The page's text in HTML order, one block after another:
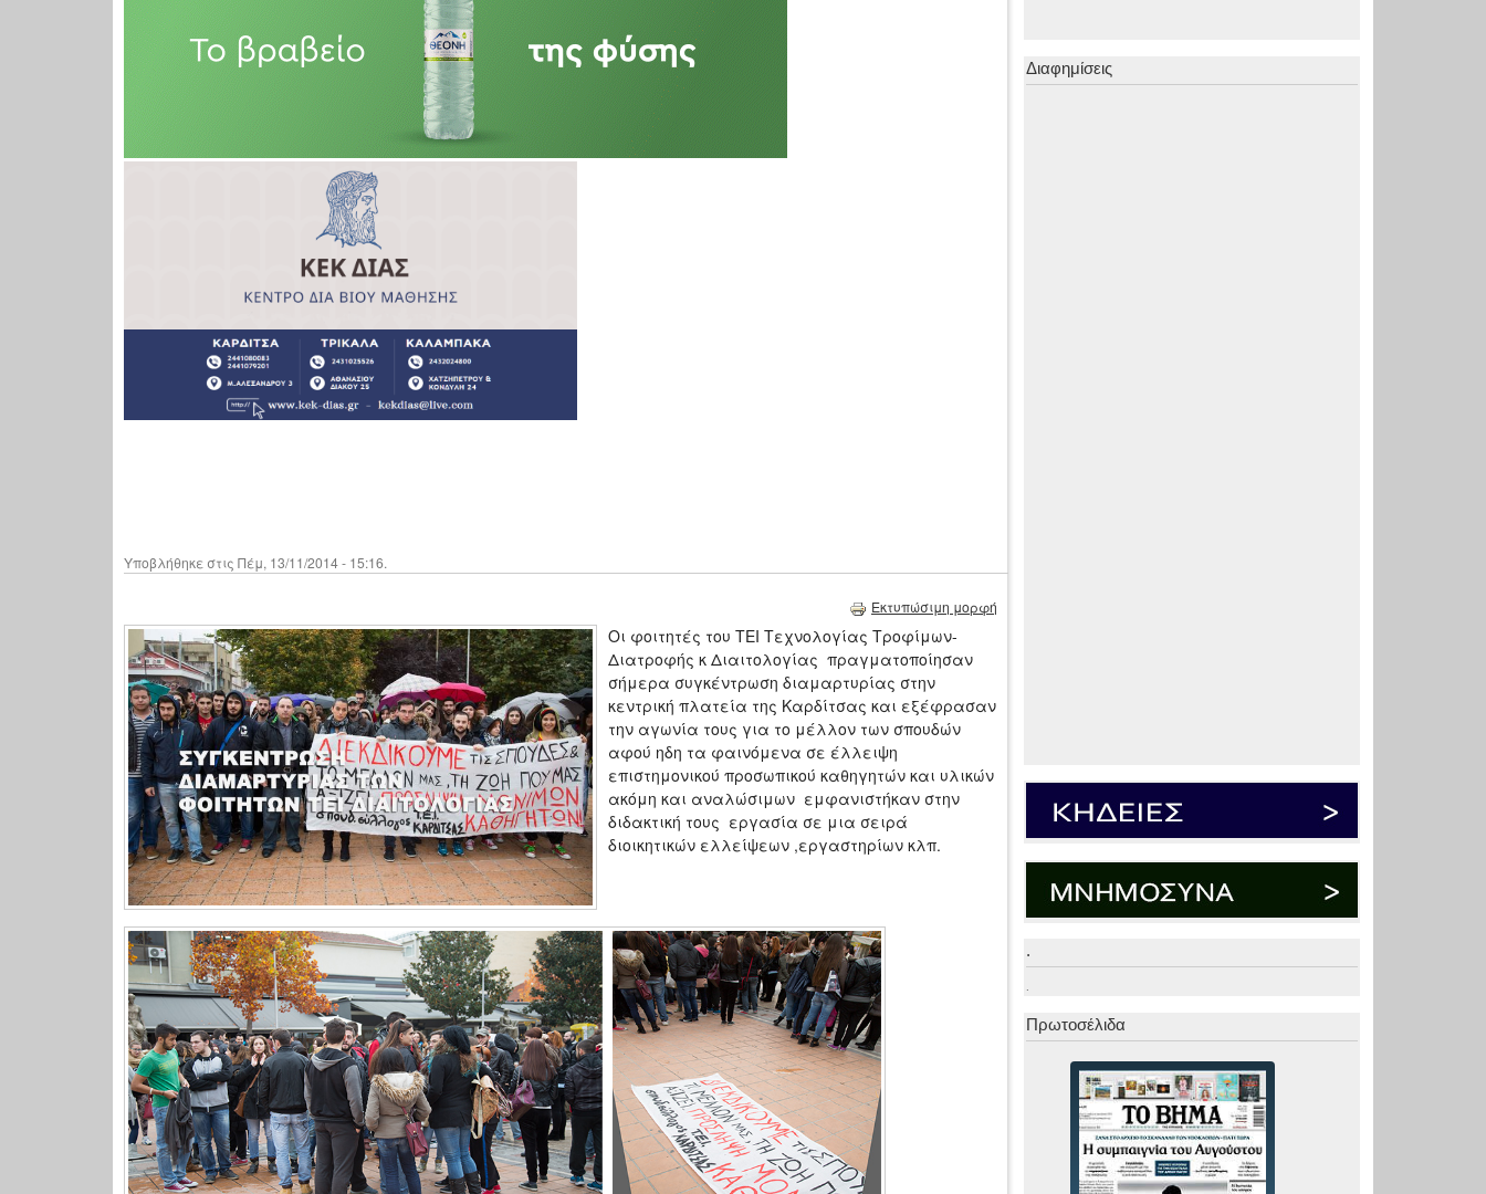
Υποβλήθηκε στις Πέμ, 13/11/2014 - 15:16.
Εκτυπώσιμη μορφή
Οι φοιτητές του ΤΕΙ Τεχνολογίας Τροφίμων-
Διατροφής κ Διαιτολογίας πραγματοποίησαν
σήμερα συγκέντρωση διαμαρτυρίας στην
κεντρική πλατεία της Καρδίτσας και εξέφρασαν
την αγωνία τους για το μέλλον των σπουδών
αφού ηδη τα φαινόμενα σε έλλειψη
επιστημονικού προσωπικού καθηγητών και υλικών
ακόμη και αναλώσιμων εμφανιστήκαν στην
διδακτική τους εργασία σε μια σειρά
διοικητικών ελλείψεων ,εργαστηρίων κλπ.
Διαφημίσεις
.
.
Πρωτοσέλιδα